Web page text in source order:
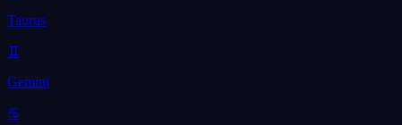
Taurus
♊
Gemini
♋